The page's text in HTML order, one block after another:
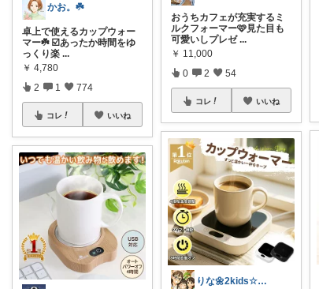
かお。☘️
卓上で使えるカップウォー
マー☘️ ☑️あったか時間をゆ
っくり楽 ...
￥ 4,780
2 1 774
コレ いいね
おうちカフェが充実するミ
ルクフォーマー🩷見た目も
可愛いしプレゼ ...
￥ 11,000
0 2 54
コレ いいね
りな🌼2kids☆毎日をちょっと快適に